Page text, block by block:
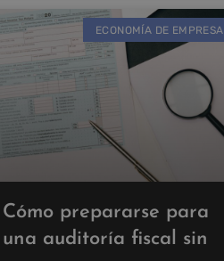
ECONOMÍA DE EMPRESA
Cómo prepararse para
una auditoría fiscal sin